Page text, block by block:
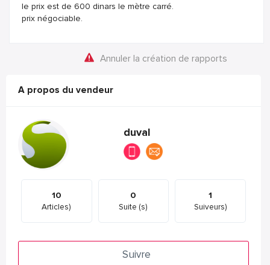
le prix est de 600 dinars le mètre carré.
prix négociable.
Annuler la création de rapports
A propos du vendeur
duval
10
Articles)
0
Suite (s)
1
Suiveurs)
Suivre